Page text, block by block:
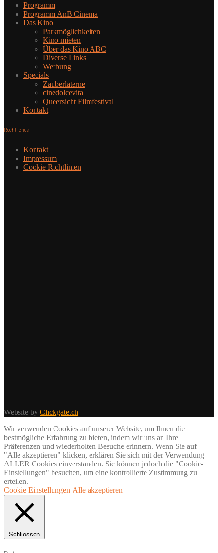
Programm
Programm AnB Cinema
Das Kino
Parkmöglichkeiten
Kino mieten
Über das Kino ABC
Diverse Links
Werbung
Specials
Zauberlaterne
cinedolcevita
Queersicht Filmfestival
Kontakt
Rechtliches
Kontakt
Impressum
Cookie Richtlinien
Website by Clickgate.ch
Wir verwenden Cookies auf unserer Website, um Ihnen die
bestmögliche Erfahrung zu bieten, indem wir uns an Ihre
Präferenzen und wiederholten Besuche erinnern. Wenn Sie auf
"Alle akzeptieren" klicken, erklären Sie sich mit der Verwendung
ALLER Cookies einverstanden. Sie können jedoch die "Cookie-
Einstellungen" besuchen, um eine kontrollierte Zustimmung zu
erteilen.
Cookie Einstellungen Alle akzeptieren
Schliessen